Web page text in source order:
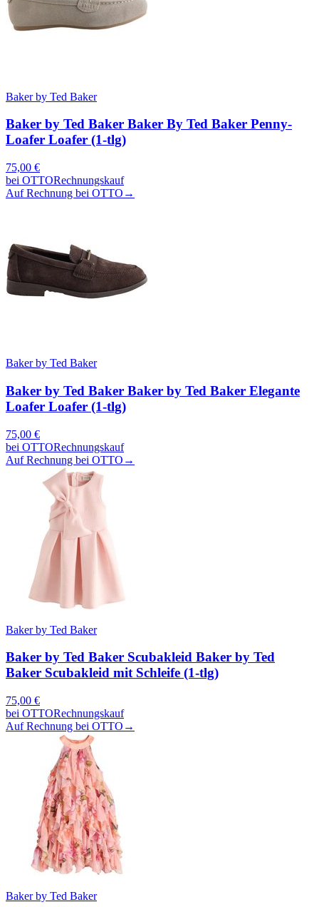
Baker by Ted Baker
Baker by Ted Baker Baker By Ted Baker Penny-
Loafer Loafer (1-tlg)
75,00 €
bei OTTORechnungskauf
Auf Rechnung bei OTTO →
Baker by Ted Baker
Baker by Ted Baker Baker by Ted Baker Elegante
Loafer Loafer (1-tlg)
75,00 €
bei OTTORechnungskauf
Auf Rechnung bei OTTO →
Baker by Ted Baker
Baker by Ted Baker Scubakleid Baker by Ted
Baker Scubakleid mit Schleife (1-tlg)
75,00 €
bei OTTORechnungskauf
Auf Rechnung bei OTTO →
Baker by Ted Baker